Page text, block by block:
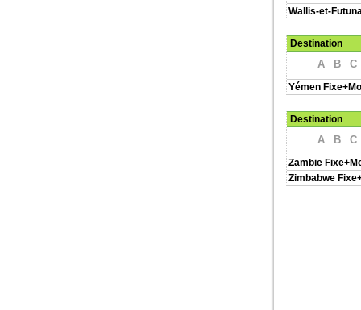
Wallis-et-
Destination
A B C
Yémen
Destination
A B C
Zambie
Zimbabwe